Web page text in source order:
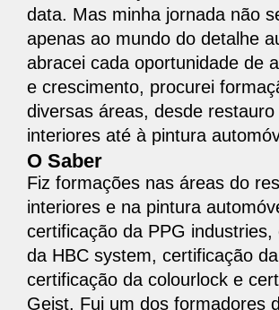
data. Mas minha jornada não
apenas ao mundo do detalhe
abracei cada oportunidade de
e crescimento, procurei
diversas áreas, desde restauro
interiores até à pintura
O Saber
Fiz formações nas áreas do
interiores e na pintura
certificação da PPG industries,
da HBC system, certificação
certificação da colourlock e
Geist. Fui um dos formadores